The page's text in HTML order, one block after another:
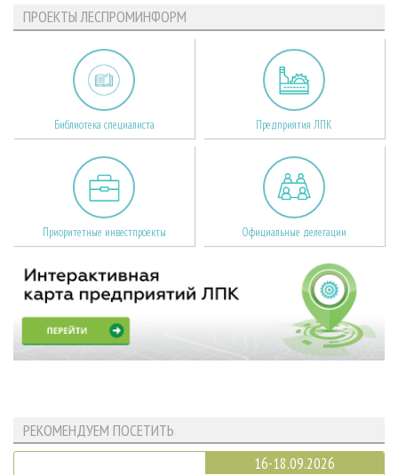
ПРОЕКТЫ ЛЕСПРОМИНФОРМ
Библиотека специалиста Предприятия ЛПК
Приоритетные инвестпроекты Официальные делегации
РЕКОМЕНДУЕМ ПОСЕТИТЬ
16-18.09.2026